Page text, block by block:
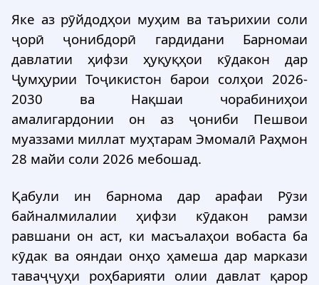
Яке аз рӯйдодҳои муҳим ва таърихии соли
ҷорӣ ҷонибдорӣ гардидани Барномаи
давлатии ҳифзи ҳуқуқҳои кӯдакон дар
Ҷумҳурии Тоҷикистон барои солҳои 2026-
2030 ва Нақшаи чорабиниҳои
амалигардонии он аз ҷониби Пешвои
муаззами миллат муҳтарам Эмомалӣ Раҳмон
28 майи соли 2026 мебошад.
Қабули ин барнома дар арафаи Рӯзи
байналмилалии ҳифзи кӯдакон рамзи
равшани он аст, ки масъалаҳои вобаста ба
кӯдак ва ояндаи онҳо ҳамеша дар маркази
таваҷҷуҳи роҳбарияти олии давлат қарор